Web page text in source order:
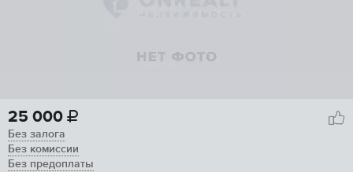
25 000 
Без залога
Без комиссии
Без предоплаты